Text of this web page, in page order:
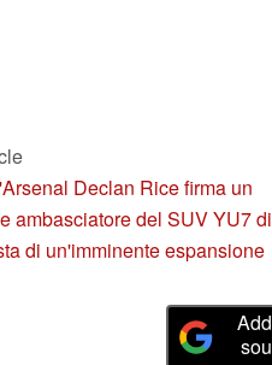
Declan Rice firma un
ambasciatore del SUV YU7 di
di un'imminente espansione